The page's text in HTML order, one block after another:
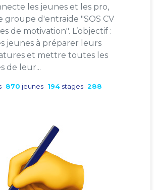
les jeunes et les pro,
groupe d'entraide "SOS CV
de motivation". L’objectif :
jeunes à préparer leurs
et mettre toutes les
de leur...
870 jeunes 194 stages 288